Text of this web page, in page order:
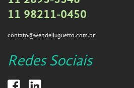
11 98211-0450
contato@wendelluguetto.com.br
Redes Sociais